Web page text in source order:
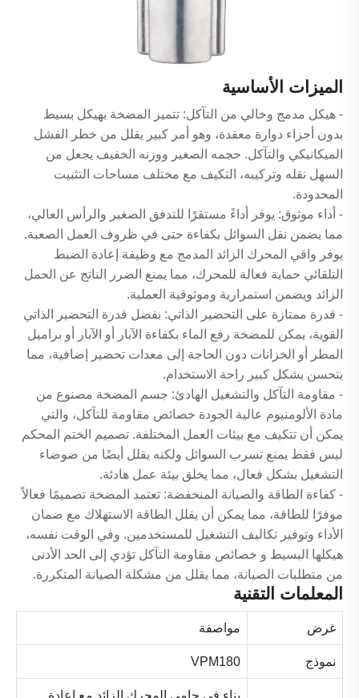
الميزات الأساسية
- هيكل مدمج وخالي من التآكل: تتميز المضخة بهيكل بسيط
بدون أجزاء دوارة معقدة، وهو أمر كبير يقلل من خطر الفشل
الميكانيكي والتآكل. حجمه الصغير ووزنه الخفيف يجعل من
السهل نقله وتركيبه، التكيف مع مختلف مساحات التثبيت
المحدودة.
- أداء موثوق: يوفر أداءً مستقرًا للتدفق الصغير والرأس العالي،
مما يضمن نقل السوائل بكفاءة حتى في ظروف العمل الصعبة.
يوفر واقي المحرك الزائد المدمج مع وظيفة إعادة الضبط
التلقائي حماية فعالة للمحرك، مما يمنع الضرر الناتج عن الحمل
الزائد ويضمن استمرارية وموثوقية العملية.
- قدرة ممتازة على التحضير الذاتي: بفضل قدرة التحضير الذاتي
القوية، يمكن للمضخة رفع الماء بكفاءة الآبار أو الآبار أو براميل
المطر أو الخزانات دون الحاجة إلى معدات تحضير إضافية، مما
يتحسن بشكل كبير راحة الاستخدام.
- مقاومة التآكل والتشغيل الهادئ: جسم المضخة مصنوع من
مادة الألومنيوم عالية الجودة خصائص مقاومة للتآكل، والتي
يمكن أن تتكيف مع بيئات العمل المختلفة. تصميم الختم المحكم
ليس فقط يمنع تسرب السوائل ولكنه يقلل أيضًا من ضوضاء
التشغيل بشكل فعال، مما يخلق بيئة عمل هادئة.
- كفاءة الطاقة والصيانة المنخفضة: تعتمد المضخة تصميمًا فعالاً
موفرًا للطاقة، مما يمكن أن يقلل الطاقة الاستهلاك مع ضمان
الأداء وتوفير تكاليف التشغيل للمستخدمين. وفي الوقت نفسه،
هيكلها البسيط و خصائص مقاومة التآكل تؤدي إلى الحد الأدنى
من متطلبات الصيانة، مما يقلل من مشكلة الصيانة المتكررة.
المعلمات التقنية
غرض مواصفة
نموذج VPM180
بناء في حامي المحرك الزائد مع إعادة